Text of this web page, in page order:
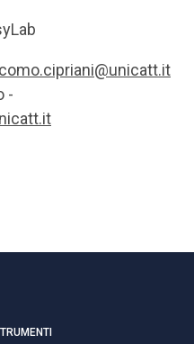
-